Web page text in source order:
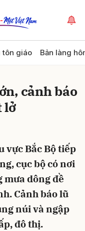
tôn giáo Bản làng
cảnh báo
lở
vực Bắc Bộ tiếp
cục bộ có nơi
mưa dông đề
Cảnh báo lũ
núi và ngập
đô thị.
Hủy Gửi